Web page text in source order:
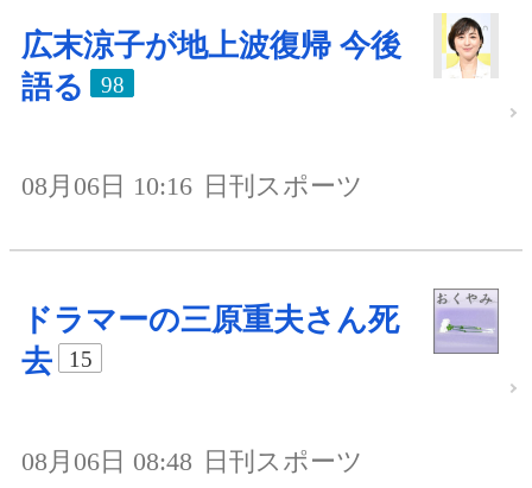
広末涼子が地上波復帰 今後
語る
98
08月06日 10:16 日刊スポーツ
ドラマーの三原重夫さん死
去
15
08月06日 08:48 日刊スポーツ